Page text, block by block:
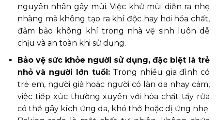
nguyên nhân gây mùi. Việc khử mùi diễn ra nhẹ
nhàng mà không tạo ra khí độc hay hơi hóa chất,
đảm bảo không khí trong nhà vệ sinh luôn dễ
chịu và an toàn khi sử dụng.
Bảo vệ sức khỏe người sử dụng, đặc biệt là trẻ
nhỏ và người lớn tuổi: Trong nhiều gia đình có
trẻ em, người già hoặc người có làn da nhạy cảm,
việc tiếp xúc thường xuyên với hóa chất tẩy rửa
có thể gây kích ứng da, khó thở hoặc dị ứng nhẹ.